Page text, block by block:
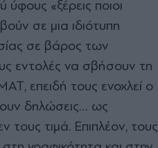
ύφους «ξέρεις ποιοι
σε μια ιδιότυπη
σε βάρος των
εντολές να σβήσουν τη
επειδή τους ενοχλεί ο
δηλώσεις… ως
τους τιμά. Επιπλέον, τους